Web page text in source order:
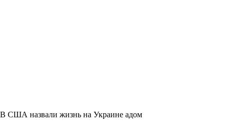
В США назвали жизнь на Украине адом